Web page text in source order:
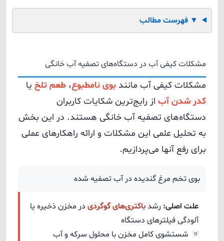
▼ فهرست مطالب
مشکلات کیفی آب در دستگاه‌های تصفیه آب خانگی
مشکلات کیفی آب مانند بوی نامطبوع، طعم تلخ یا
کدر شدن آب از رایج‌ترین شکایات کاربران
دستگاه‌های تصفیه آب خانگی هستند. در این بخش
به تحلیل علمی این مشکلات و ارائه راهکارهای عملی
برای رفع آنها می‌پردازیم.
بوی تخم مرغ گندیده در آب تصفیه شده
علت اصلی: رشدباکتری‌های گوگردی در مخزن ذخیره یا
آلودگی فیلترهای دستگاه
شستشوی کامل مخزن با محلول سرکه و آب